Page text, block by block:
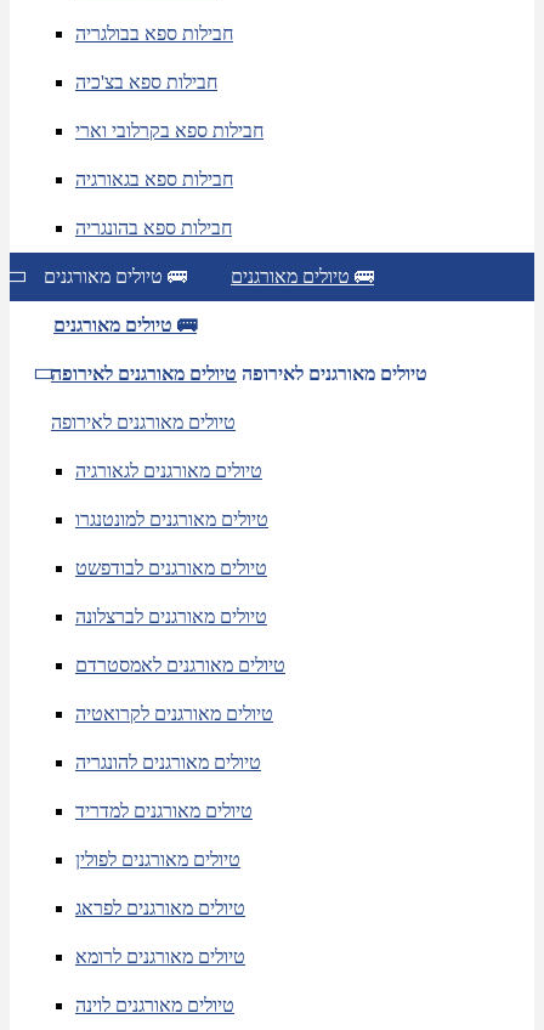
חבילות ספא בבולגריה
חבילות ספא בצ'כיה
חבילות ספא בקרלובי וארי
חבילות ספא בגאורגיה
חבילות ספא בהונגריה
טיולים מאורגנים 🚌 טיולים מאורגנים 🚌
טיולים מאורגנים 🚌
טיולים מאורגנים לאירופה טיולים מאורגנים לאירופה
טיולים מאורגנים לאירופה
טיולים מאורגנים לגאורגיה
טיולים מאורגנים למונטנגרו
טיולים מאורגנים לבודפשט
טיולים מאורגנים לברצלונה
טיולים מאורגנים לאמסטרדם
טיולים מאורגנים לקרואטיה
טיולים מאורגנים להונגריה
טיולים מאורגנים למדריד
טיולים מאורגנים לפולין
טיולים מאורגנים לפראג
טיולים מאורגנים לרומא
טיולים מאורגנים לוינה